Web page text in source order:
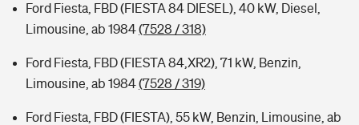
Ford Fiesta, FBD (FIESTA 84 DIESEL), 40 kW, Diesel,
Limousine, ab 1984(7528 / 318)
Ford Fiesta, FBD (FIESTA 84,XR2), 71 kW, Benzin,
Limousine, ab 1984(7528 / 319)
Ford Fiesta, FBD (FIESTA), 55 kW, Benzin, Limousine, ab